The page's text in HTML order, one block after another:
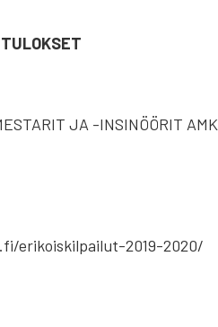
JA -INSINÖÖRIT AMK
erikoiskilpailut-2019-2020/